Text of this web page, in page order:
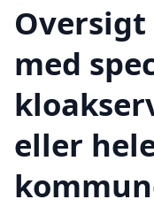
med
eller